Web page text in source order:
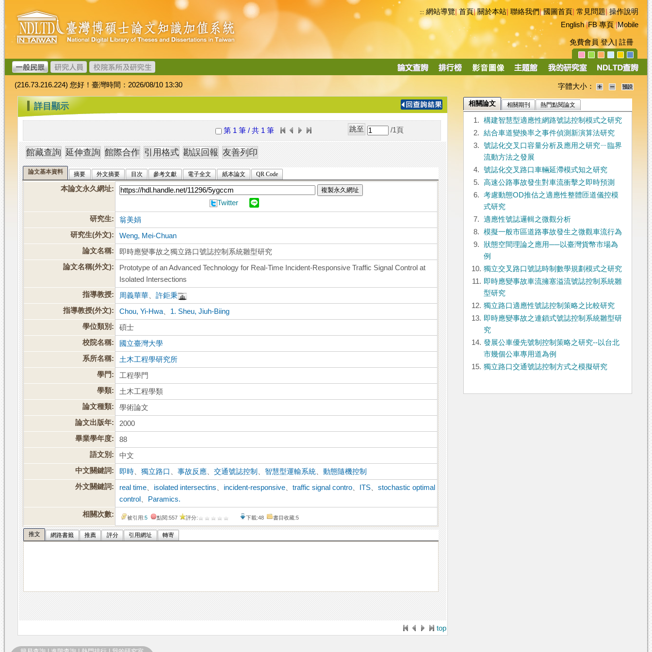
跳
到
主
要
內
容
臺
灣
博
碩
士
論
文
加
值
系
統
::: 網站導覽|首頁|關於本站 聯絡我們|國圖首頁 常見問題|操作說明
English|FB 專頁|Mobile
免費會員 登入 註冊
導
(216.73.216.224) 您好！臺灣時間：2026/08/10 13:30 字體大小：
::: 詳目顯示
第 1 筆 / 共 1 筆 /1 頁
論文基本資料 摘要 外文摘要 目次 參考文獻 電子全文 紙本論文 QR Code
本論文永久網址: 複製永久網址
Twitter
研究生:
翁美娟
研究生(外文):
Weng, Mei-Chuan
論文名稱:
即時應變事故之獨立路口號誌控制系統雛型研究
論文名稱(外文):
Prototype of an Advanced Technology for Real-Time Incident-Responsive Traffic Signal Control at
Isolated Intersections
指導教授:
周義華華 、許鉅秉
指導教授(外文):
Chou, Yi-Hwa
1. Sheu, Jiuh-Biing
學位類別:
碩士
校院名稱:
國立臺灣大學
系所名稱:
土木工程學研究所
學門:
工程學門
學類:
土木工程學類
論文種類:
學術論文
論文出版年:
2000
畢業學年度:
88
語文別:
中文
中文關鍵詞:
即時 、獨立路口 、事故反應 、交通號誌控制 智慧型運輸系統 、動態隨機控制
外文關鍵詞:
real time isolated intersectins incident-responsive 、traffic signal contro ITS 、stochastic optimal
control
Paramics.
相關次數:
被引用:5 點閱:557 評分: 下載:48 書目收藏:5
推文 網路書籤 推薦 評分 引用網址 轉寄
top
相關論文 相關期刊 熱門點閱論文
1.
構建智慧型適應性網路號誌控制模式之研究
2.
結合車道變換率之事件偵測新演算法研究
3.
號誌化交叉口容量分析及應用之研究ㄧ臨界
流動方法之發展
4.
號誌化交叉路口車輛延滯模式知之研究
5.
高速公路事故發生對車流衝擊之即時預測
6.
考慮動態OD推估之適應性整體匝道儀控模
式研究
7.
適應性號誌邏輯之微觀分析
8.
模擬一般市區道路事故發生之微觀車流行為
9.
狀態空間理論之應用──以臺灣貨幣市場為
例
10. 獨立交叉路口號誌時制數學規劃模式之研究
11. 即時應變事故車流擁塞溢流號誌控制系統雛
型研究
12. 獨立路口適應性號誌控制策略之比較研究
13. 即時應變事故之連鎖式號誌控制系統雛型研
究
14. 發展公車優先號制控制策略之研究--以台北
市幾個公車專用道為例
15. 獨立路口交通號誌控制方式之模擬研究